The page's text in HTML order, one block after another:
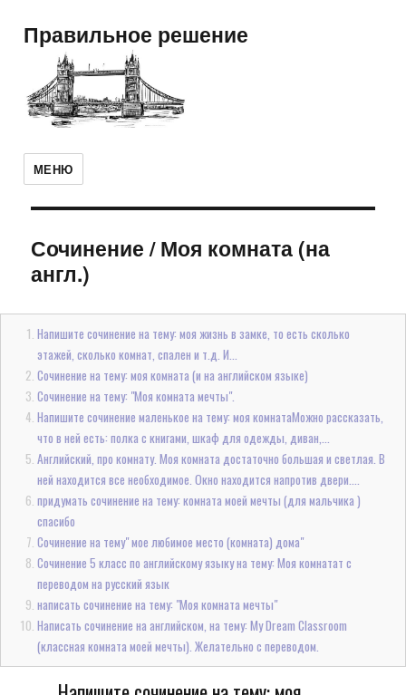
Правильное решение
МЕНЮ
Сочинение/Моя комната (на
англ.)
Напишите сочинение на тему: моя жизнь в замке, то есть сколько
этажей, сколько комнат, спален и т.д. И...
Сочинение на тему: моя комната (и на английском языке)
Сочинение на тему: "Моя комната мечты".
Напишите сочинение маленькое на тему: моя комнатаМожно рассказать,
что в ней есть: полка с книгами, шкаф для одежды, диван,...
Английский, про комнату. Моя комната достаточно большая и светлая. В
ней находится все необходимое. Окно находится напротив двери....
придумать сочинение на тему: комната моей мечты (для мальчика )
спасибо
Сочинение на тему" мое любимое место (комната) дома"
Сочинение 5 класс по английскому языку на тему: Моя комнатат с
переводом на русский язык
написать сочинение на тему: "Моя комната мечты"
Написать сочинение на английском, на тему: My Dream Classroom
(классная комната моей мечты). Желательно с переводом.